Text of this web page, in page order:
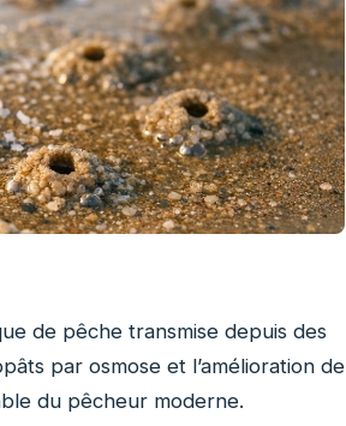
de pêche transmise depuis des
par osmose et l’amélioration de
du pêcheur moderne.